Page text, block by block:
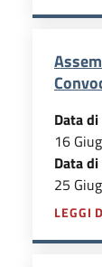
Data
16
Data
25
LEGGI